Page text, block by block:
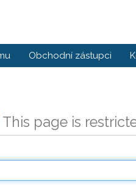
Obchodní zástupci
This page is